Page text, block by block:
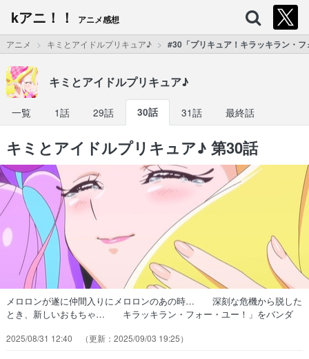
kアニ！！ アニメ感想
アニメ キミとアイドルプリキュア♪ #30「プリキュア！キラッキラン・
キミとアイドルプリキュア♪
一覧 1話 29話 30話 31話 最終話
キミとアイドルプリキュア♪ 第30話
メロロンが遂に仲間入りにメロロンのあの時… 深刻な危機から脱した
とき、新しいおもちゃ… キラッキラン・フォー・ユー！」をバンダ
ロロンはそもそもキラキランド… 語られるメロロンの真実。シリーズ
2025/08/31 12:40 2025/09/03 19:25